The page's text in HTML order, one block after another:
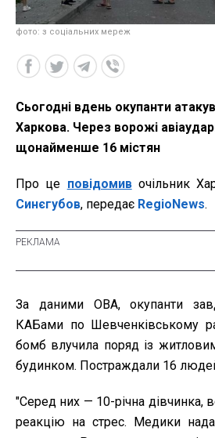
фото: з соціальних мереж
Сьогодні вдень окупанти
Харкова. Через ворожі
щонайменше 16 містян
Про це повідомивочільник
Синєгубов, передає RegioNews.
За даними ОВА, окупанти
КАБами по Шевченківському
бомб влучила поряд із
будинком. Постраждали 16
"Серед них — 10-річна дівчинка,
реакцію на стрес. Медики